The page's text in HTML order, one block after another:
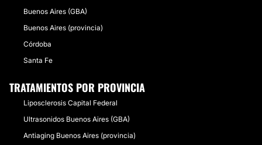
Buenos Aires (GBA)
Buenos Aires (provincia)
Córdoba
Santa Fe
TRATAMIENTOS POR PROVINCIA
Liposclerosis Capital Federal
Ultrasonidos Buenos Aires (GBA)
Antiaging Buenos Aires (provincia)